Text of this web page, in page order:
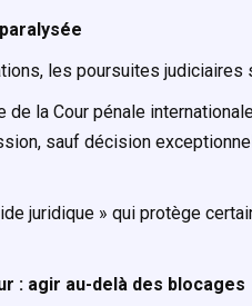
les poursuites judiciaires
de la Cour pénale
sauf décision
juridique » qui protège
: agir au-delà des blocages